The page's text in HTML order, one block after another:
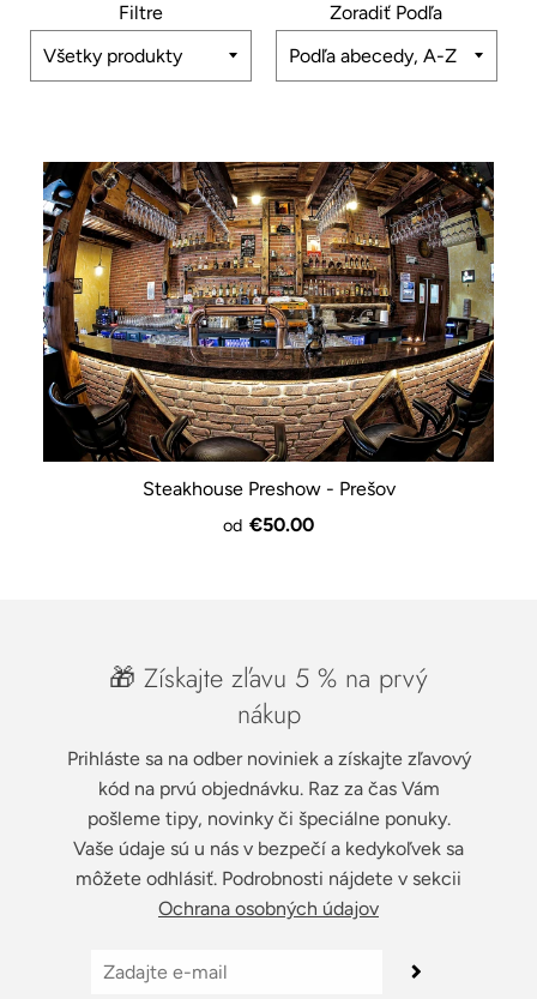
Filtre Zoradiť Podľa
Steakhouse Preshow - Prešov
od €50.00
🎁 Získajte zľavu 5 % na prvý
nákup
Prihláste sa na odber noviniek a získajte zľavový
kód na prvú objednávku. Raz za čas Vám
pošleme tipy, novinky či špeciálne ponuky.
Vaše údaje sú u nás v bezpečí a kedykoľvek sa
môžete odhlásiť. Podrobnosti nájdete v sekcii
Ochrana osobných údajov